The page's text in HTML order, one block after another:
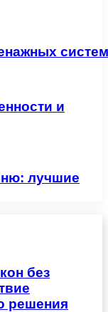
и
лучшие
без
решения